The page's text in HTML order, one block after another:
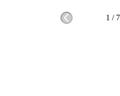
1 / 7